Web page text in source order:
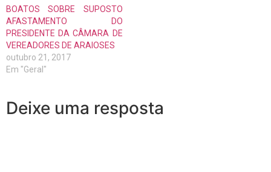
BOATOS SOBRE SUPOSTO
AFASTAMENTO DO
PRESIDENTE DA CÂMARA DE
VEREADORES DE ARAIOSES
outubro 21, 2017
Em "Geral"
Deixe uma resposta